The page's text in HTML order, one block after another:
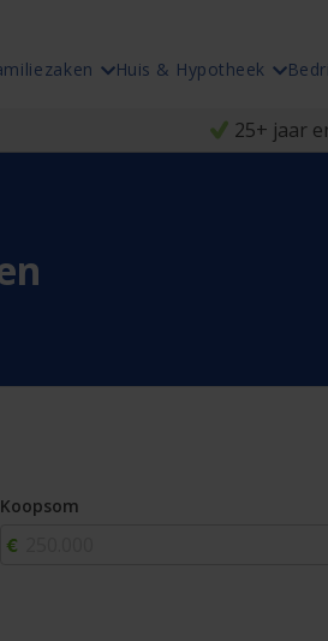
Huis & Hypotheek
25+ jaar
Koopsom